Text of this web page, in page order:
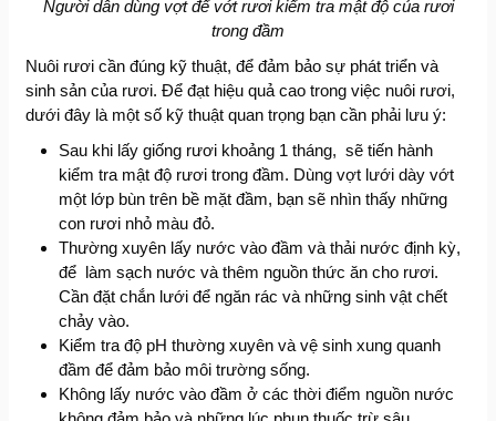
Người dân dùng vợt để vớt rươi kiểm tra mật độ của rươi
trong đầm
Nuôi rươi cần đúng kỹ thuật, để đảm bảo sự phát triển và
sinh sản của rươi. Để đạt hiệu quả cao trong việc nuôi rươi,
dưới đây là một số kỹ thuật quan trọng bạn cần phải lưu ý:
Sau khi lấy giống rươi khoảng 1 tháng, sẽ tiến hành
kiểm tra mật độ rươi trong đầm. Dùng vợt lưới dày vớt
một lớp bùn trên bề mặt đầm, bạn sẽ nhìn thấy những
con rươi nhỏ màu đỏ.
Thường xuyên lấy nước vào đầm và thải nước định kỳ,
để làm sạch nước và thêm nguồn thức ăn cho rươi.
Cần đặt chắn lưới để ngăn rác và những sinh vật chết
chảy vào.
Kiểm tra độ pH thường xuyên và vệ sinh xung quanh
đầm để đảm bảo môi trường sống.
Không lấy nước vào đầm ở các thời điểm nguồn nước